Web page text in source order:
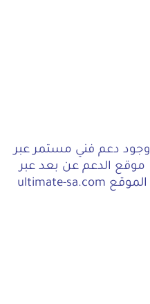
وجود دعم فني مستمر عبر
موقع الدعم عن بعد عبر
الموقع ultimate-sa.com